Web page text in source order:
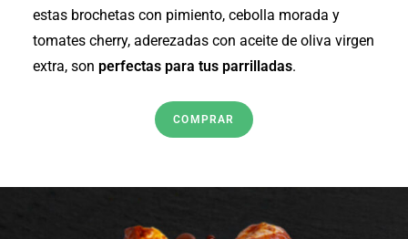
estas brochetas con pimiento, cebolla morada y
tomates cherry, aderezadas con aceite de oliva virgen
extra, son perfectas para tus parrilladas.
COMPRAR